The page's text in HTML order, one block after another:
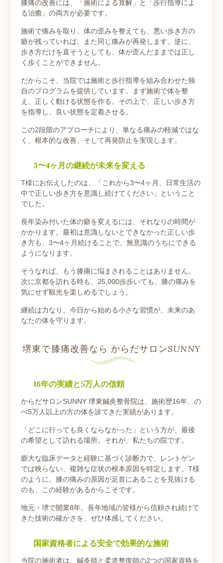
膝痛の改善には、「施術による寛解」と「歩行指導によ
る治癒」の両方が必要です。
施術で痛みを取り、体の歪みを整えても、悪い歩き方の
癖が残っていれば、また同じ痛みが再発します。逆に、
歩き方だけを直そうとしても、体が歪んだままでは正し
く歩くことができません。
だからこそ、当院では施術と歩行指導を組み合わせた独
自のプログラムを提供しています。まず施術で体を整
え、正しく動ける状態を作る。その上で、正しい歩き方
を指導し、良い状態を定着させる。
この2段階のアプローチにより、単なる痛みの軽減ではな
く、根本的な改善、そして再発防止を実現します。
3〜4ヶ月の継続が未来を変える
T様にお伝えしたのは、「これから3〜4ヶ月、日常生活の
中で正しい歩き方を意識し続けてください」ということ
でした。
長年染み付いた体の癖を変えるには、それなりの時間が
かかります。最初は意識しないとできなかった正しい歩
き方も、3〜4ヶ月続けることで、無意識のうちにできる
ようになります。
そうなれば、もう膝痛に悩まされることはありません。
次に京都を訪れる時も、25,000歩歩いても、膝の痛みを
気にせず観光を楽しめるでしょう。
継続は力なり。今日から始める小さな習慣が、未来のあ
なたの体を守ります。
堺東で膝痛改善なら からだサロンSUNNY
16年の実績と5万人の信頼
からだサロンSUNNY 堺東鍼灸整骨院は、施術歴16年、の
べ5万人以上の方の体を診てきた実績があります。
「どこに行っても良くならなかった」という方が、最後
の希望として訪れる場所。それが、私たちの院です。
膨大な臨床データと経験に基づく診断力で、レントゲン
では映らない、複雑な症状の根本原因を特定します。T様
のように、膝の痛みの原因が足首にあることを見抜ける
のも、この経験があるからこそです。
地元・堺で開業8年。長年地域の皆様から信頼され続けて
きた技術の確かさを、ぜひ体感してください。
国家資格者による安全で効果的な施術
当院の施術者は、鍼灸師と柔道整復師の2つの国家資格を